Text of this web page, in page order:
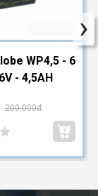
WP4,5 - 6
- 4,5AH
200.000đ
›